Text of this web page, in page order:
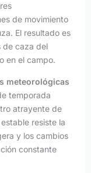
de movimiento
El resultado es
de caza del
en el campo.
meteorológicas
temporada
atrayente de
resiste la
y los cambios
constante